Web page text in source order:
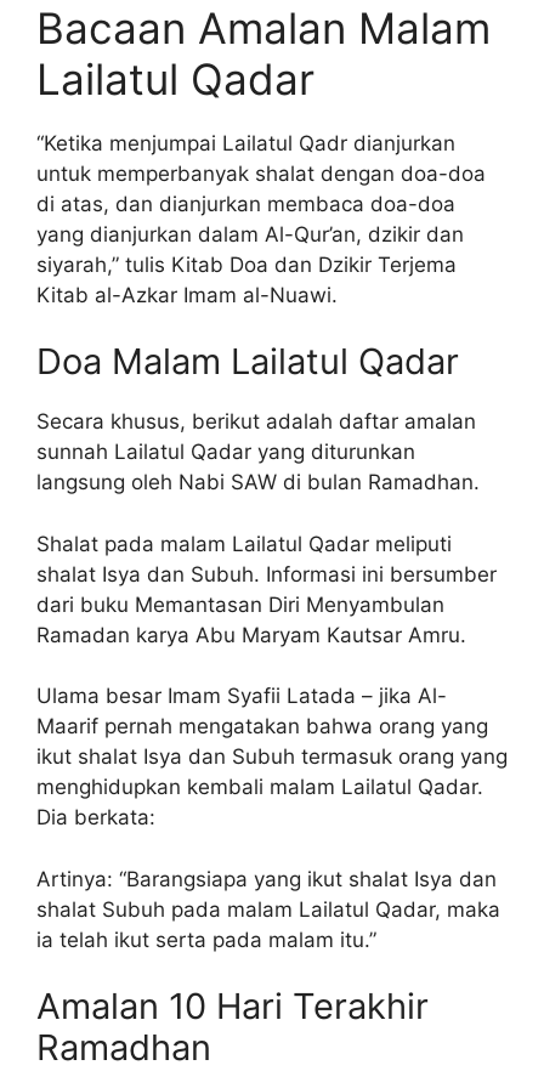
Bacaan Amalan Malam
Lailatul Qadar
“Ketika menjumpai Lailatul Qadr dianjurkan
untuk memperbanyak shalat dengan doa-doa
di atas, dan dianjurkan membaca doa-doa
yang dianjurkan dalam Al-Qur’an, dzikir dan
siyarah,” tulis Kitab Doa dan Dzikir Terjema
Kitab al-Azkar Imam al-Nuawi.
Doa Malam Lailatul Qadar
Secara khusus, berikut adalah daftar amalan
sunnah Lailatul Qadar yang diturunkan
langsung oleh Nabi SAW di bulan Ramadhan.
Shalat pada malam Lailatul Qadar meliputi
shalat Isya dan Subuh. Informasi ini bersumber
dari buku Memantasan Diri Menyambulan
Ramadan karya Abu Maryam Kautsar Amru.
Ulama besar Imam Syafii Latada – jika Al-
Maarif pernah mengatakan bahwa orang yang
ikut shalat Isya dan Subuh termasuk orang yang
menghidupkan kembali malam Lailatul Qadar.
Dia berkata:
Artinya: “Barangsiapa yang ikut shalat Isya dan
shalat Subuh pada malam Lailatul Qadar, maka
ia telah ikut serta pada malam itu.”
Amalan 10 Hari Terakhir
Ramadhan